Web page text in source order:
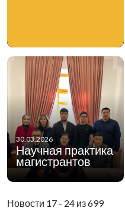
30.03.2026
Научная практика
магистрантов
Новости 17 - 24 из 699